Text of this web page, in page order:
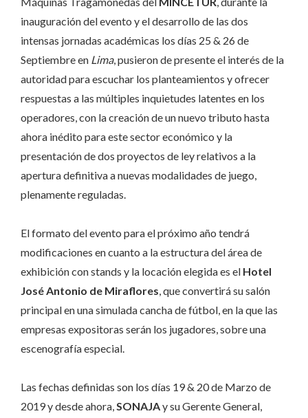
inauguración del evento y el desarrollo de las dos
intensas jornadas académicas los días 25 & 26 de
Septiembre en Lima, pusieron de presente el interés de la
autoridad para escuchar los planteamientos y ofrecer
respuestas a las múltiples inquietudes latentes en los
operadores, con la creación de un nuevo tributo hasta
ahora inédito para este sector económico y la
presentación de dos proyectos de ley relativos a la
apertura definitiva a nuevas modalidades de juego,
plenamente reguladas.
El formato del evento para el próximo año tendrá
modificaciones en cuanto a la estructura del área de
exhibición con stands y la locación elegida es el Hotel
José Antonio de Miraflores, que convertirá su salón
principal en una simulada cancha de fútbol, en la que las
empresas expositoras serán los jugadores, sobre una
escenografía especial.
Las fechas definidas son los días 19 & 20 de Marzo de
2019 y desde ahora,SONAJAy su Gerente General,